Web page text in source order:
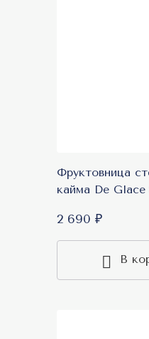
Фруктовница
кайма De Glace
2 690 ₽
В